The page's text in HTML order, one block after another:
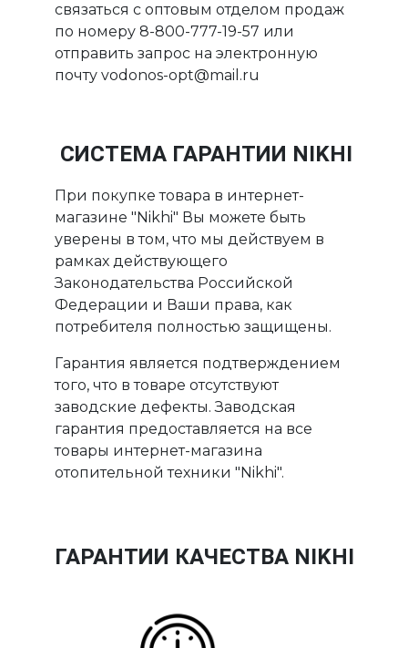
связаться с оптовым отделом продаж
по номеру 8-800-777-19-57 или
отправить запрос на электронную
почту vodonos-opt@mail.ru
СИСТЕМА ГАРАНТИИ NIKHI
При покупке товара в интернет-
магазине "Nikhi" Вы можете быть
уверены в том, что мы действуем в
рамках действующего
Законодательства Российской
Федерации и Ваши права, как
потребителя полностью защищены.
Гарантия является подтверждением
того, что в товаре отсутствуют
заводские дефекты. Заводская
гарантия предоставляется на все
товары интернет-магазина
отопительной техники "Nikhi".
ГАРАНТИИ КАЧЕСТВА NIKHI